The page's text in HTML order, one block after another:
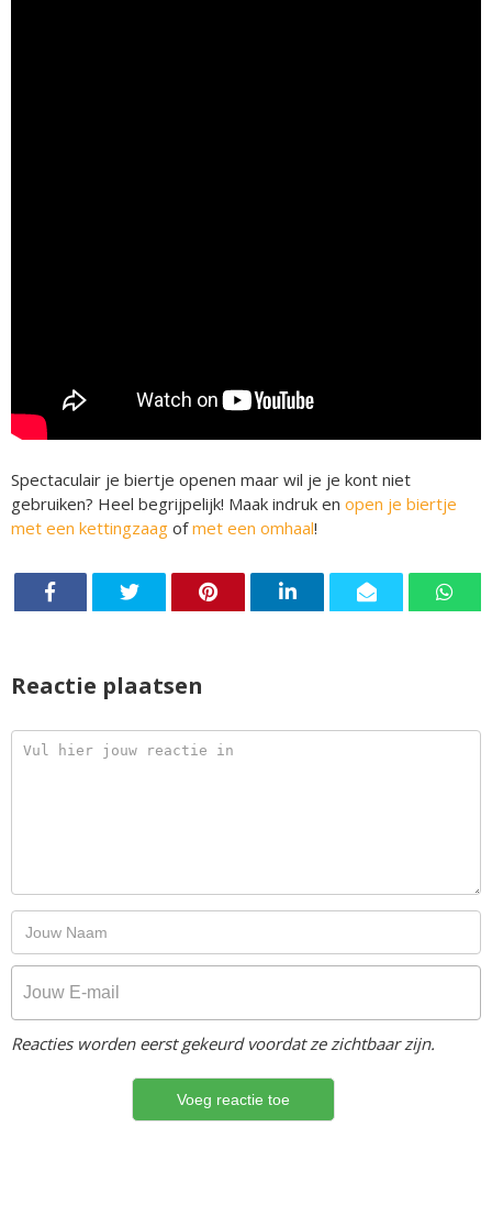
Spectaculair je biertje openen maar wil je je kont niet
gebruiken? Heel begrijpelijk! Maak indruk en open je biertje
met een kettingzaag ofmet een omhaal!
Reactie plaatsen
Reacties worden eerst gekeurd voordat ze zichtbaar zijn.